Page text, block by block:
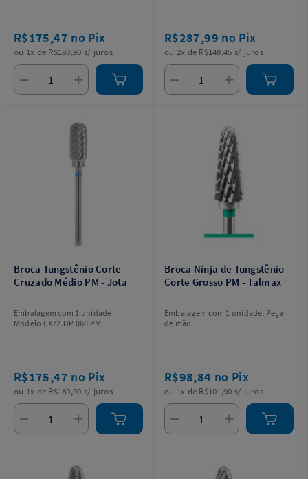
R$175,47 no Pix
ou 1x de R$180,90 s/ juros
R$287,99 no Pix
ou 2x de R$148,45 s/ juros
Broca Tungstênio Corte
Cruzado Médio PM - Jota
Embalagem com 1 unidade.
Modelo CX72.HP.060 PM
R$175,47 no Pix
ou 1x de R$180,90 s/ juros
Broca Ninja de Tungstênio
Corte Grosso PM - Talmax
Embalagem com 1 unidade. Peça
de mão.
R$98,84 no Pix
ou 1x de R$101,90 s/ juros